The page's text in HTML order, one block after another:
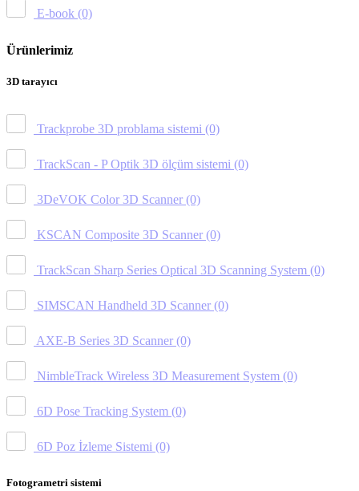
E-book (0)
Ürünlerimiz
3D tarayıcı
Trackprobe 3D problama sistemi (0)
TrackScan - P Optik 3D ölçüm sistemi (0)
3DeVOK Color 3D Scanner (0)
KSCAN Composite 3D Scanner (0)
TrackScan Sharp Series Optical 3D Scanning System (0)
SIMSCAN Handheld 3D Scanner (0)
AXE-B Series 3D Scanner (0)
NimbleTrack Wireless 3D Measurement System (0)
6D Pose Tracking System (0)
6D Poz İzleme Sistemi (0)
Fotogrametri sistemi